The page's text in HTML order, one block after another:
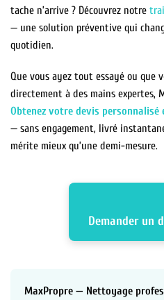
tache n’arrive ? Découvrez notre
— une solution préventive qui
quotidien.
Que vous ayez tout essayé ou que
directement à des mains expertes,
Obtenez votre devis personnalisé
— sans engagement, livré
mérite mieux qu’une demi-mesure.
Demander un
MaxPropre — Nettoyage